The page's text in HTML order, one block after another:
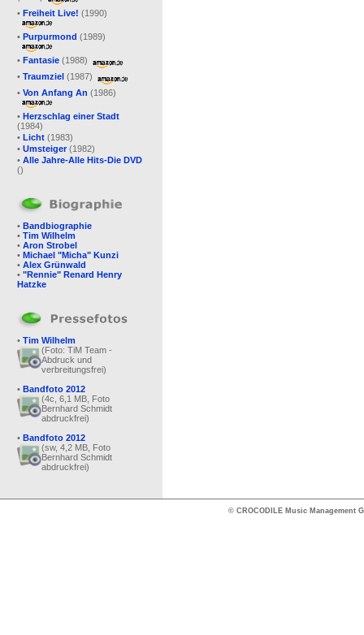
• Freiheit Live! (1990)
• Purpurmond (1989)
• Fantasie (1988)
• Traumziel (1987)
• Von Anfang An (1986)
• Herzschlag einer Stadt
(1984)
• Licht (1983)
• Umsteiger(1982)
• Alle Jahre-Alle Hits-Die DVD
()
• Bandbiographie
• Tim Wilhelm
• Aron Strobel
• Michael "Micha" Kunzi
• Alex Grünwald
• "Rennie" Renard Henry
Hatzke
• Tim Wilhelm
(Foto: TiM Team -
Abdruck und
verbreitungsfrei)
• Bandfoto 2012
(4c, 6,1 MB, Foto
Bernhard Schmidt
abdruckfrei)
• Bandfoto 2012
(sw, 4,2 MB, Foto
Bernhard Schmidt
abdruckfrei)
© CROCODILE Music Management